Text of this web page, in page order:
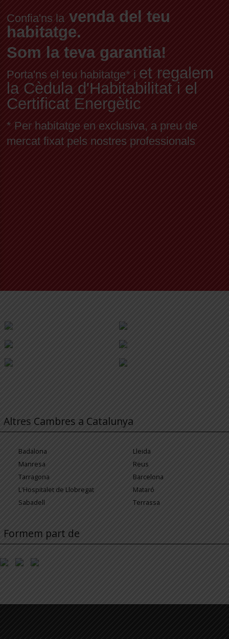
Confia'ns la venda del teu
habitatge.
Som la teva garantia!
Porta'ns el teu habitatge* i et regalem
la Cèdula d'Habitabilitat i el
Certificat Energètic
* Per habitatge en exclusiva, a preu de
mercat fixat pels nostres professionals
Altres Cambres a Catalunya
Badalona
Lleida
Manresa
Reus
Tarragona
Barcelona
L'Hospitalet de Llobregat
Mataró
Sabadell
Terrassa
Formem part de